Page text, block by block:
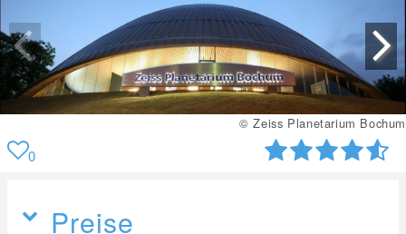
© Zeiss Planetarium Bochum
0
Preise